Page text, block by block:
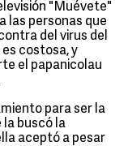
"Muévete"
las personas que
del virus del
costosa, y
el papanicolau
para ser la
la buscó la
aceptó a pesar